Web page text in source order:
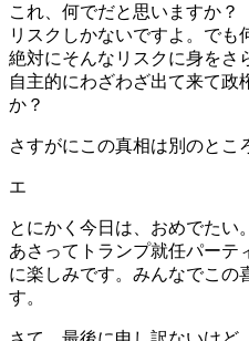
これ、何でだと思いますか？
リスクしかないですよ。で
絶対にそんなリスクに身をさ
自主的にわざわざ出て来て政
か？
さすがにこの真相は別のとこ
エ
とにかく今日は、おめでたい。
あさってトランプ就任パーテ
に楽しみです。みんなでこの
す。